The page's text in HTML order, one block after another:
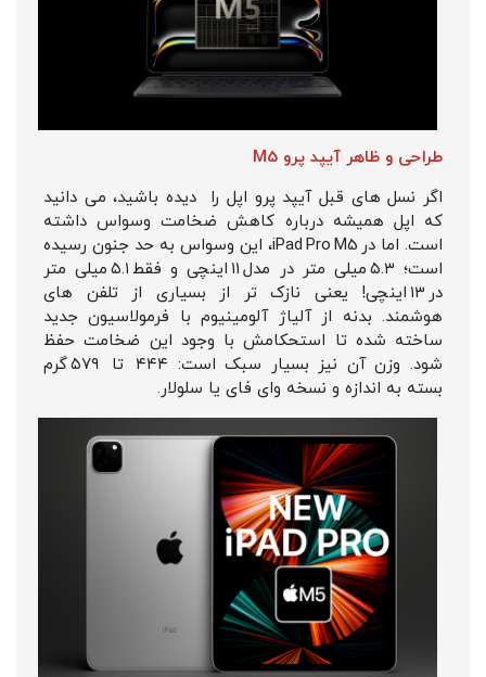
طراحی و ظاهر آیپد پرو M5
اگر نسل‌ های قبل آیپد پرو اپل را دیده باشید، می‌ دانید
که اپل همیشه درباره‌ کاهش ضخامت وسواس داشته
است. اما در iPad Pro M5، این وسواس به حد جنون رسیده
است؛ ۵.۳ میلی‌ متر در مدل ۱۱ اینچی و فقط ۵.۱ میلی‌ متر
در ۱۳ اینچی! یعنی نازک‌ تر از بسیاری از تلفن‌ های
هوشمند. بدنه از آلیاژ آلومینیوم با فرمولاسیون جدید
ساخته شده تا استحکامش با وجود این ضخامت حفظ
شود. وزن آن نیز بسیار سبک است: ۴۴۴ تا ۵۷۹ گرم
بسته به اندازه و نسخه‌ وای‌ فای یا سلولار.